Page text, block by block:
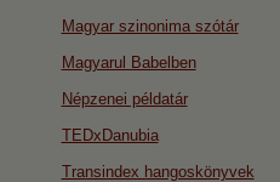
Magyar szinonima szótár
Magyarul Babelben
Népzenei példatár
TEDxDanubia
Transindex hangoskönyvek